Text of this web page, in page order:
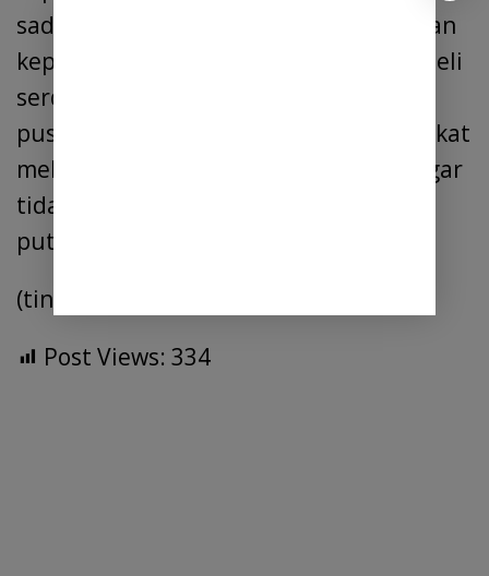
sadewa yang telah memberi sumbangan
kepada Dinas pendidikan kabupaten Deli
serdang,karena telah melaksanakan
pusat kegiatan pembelajaran masyarakat
melalui sekolah paket dan berharap agar
tidak ada lagi warga Deli serdang yang
putus sekolah.
(ting)
Post Views: 334